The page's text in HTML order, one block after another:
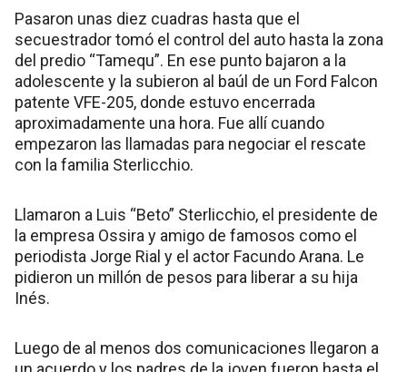
Pasaron unas diez cuadras hasta que el
secuestrador tomó el control del auto hasta la zona
del predio “Tamequ”. En ese punto bajaron a la
adolescente y la subieron al baúl de un Ford Falcon
patente VFE-205, donde estuvo encerrada
aproximadamente una hora. Fue allí cuando
empezaron las llamadas para negociar el rescate
con la familia Sterlicchio.
Llamaron a Luis “Beto” Sterlicchio, el presidente de
la empresa Ossira y amigo de famosos como el
periodista Jorge Rial y el actor Facundo Arana. Le
pidieron un millón de pesos para liberar a su hija
Inés.
Luego de al menos dos comunicaciones llegaron a